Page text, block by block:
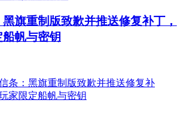
旗重制版致歉并推送修复补丁，
帆与密钥